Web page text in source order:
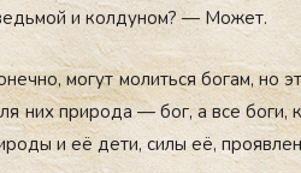
и колдуном? — Может.
мо­гут мо­лить­ся бо­гам, но
них при­рода — бог, а все бо­ги,
и её де­ти, си­лы её,